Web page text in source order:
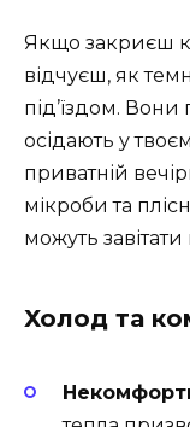
Якщо закриєш
відчуєш, як
під’їздом.
осідають у
приватній
мікроби та
можуть завітати
Холод та